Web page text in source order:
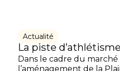
Actualité
La piste
Dans le cadre du
l’aménagement de la